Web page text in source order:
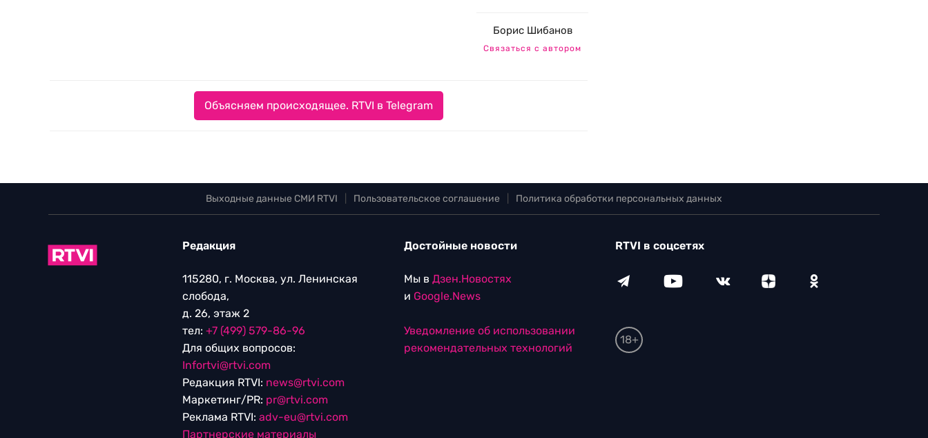
Борис Шибанов
Связаться с автором
Объясняем происходящее. RTVI в Telegram
Выходные данные СМИ RTVI Пользовательское соглашение Политика обработки персональных данных
Редакция
115280, г. Москва, ул. Ленинская
слобода,
д. 26, этаж 2
тел: +7 (499) 579-86-96
Для общих вопросов:
Infortvi@rtvi.com
Редакция RTVI: news@rtvi.com
Маркетинг/PR: pr@rtvi.com
Реклама RTVI: adv-eu@rtvi.com
Партнерские материалы
Достойные новости
Мы в Дзен.Новостях
и Google.News
Уведомление об использовании
рекомендательных технологий
RTVI в соцсетях
18+